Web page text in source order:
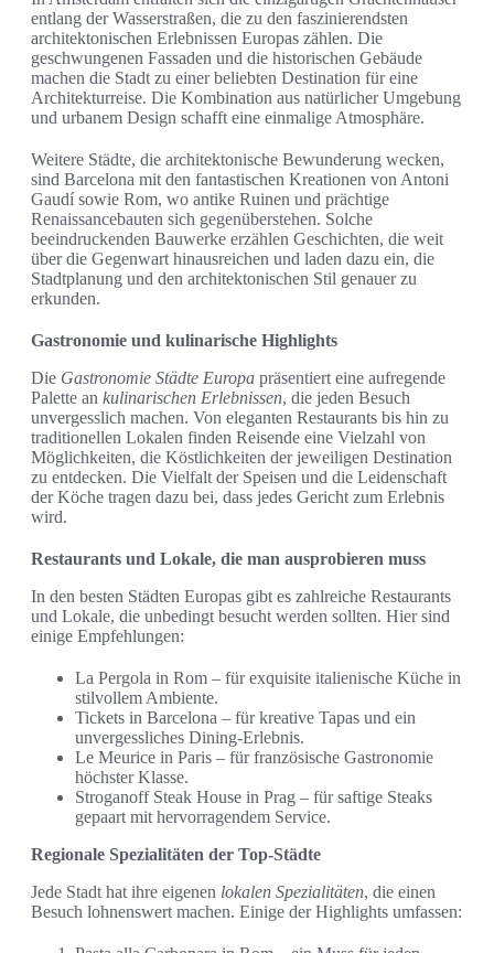
entlang der Wasserstraßen, die zu den faszinierendsten
architektonischen Erlebnissen Europas zählen. Die
geschwungenen Fassaden und die historischen Gebäude
machen die Stadt zu einer beliebten Destination für eine
Architekturreise. Die Kombination aus natürlicher Umgebung
und urbanem Design schafft eine einmalige Atmosphäre.
Weitere Städte, die architektonische Bewunderung wecken,
sind Barcelona mit den fantastischen Kreationen von Antoni
Gaudí sowie Rom, wo antike Ruinen und prächtige
Renaissancebauten sich gegenüberstehen. Solche
beeindruckenden Bauwerke erzählen Geschichten, die weit
über die Gegenwart hinausreichen und laden dazu ein, die
Stadtplanung und den architektonischen Stil genauer zu
erkunden.
Gastronomie und kulinarische Highlights
Die Gastronomie Städte Europa präsentiert eine aufregende
Palette an kulinarischen Erlebnissen, die jeden Besuch
unvergesslich machen. Von eleganten Restaurants bis hin zu
traditionellen Lokalen finden Reisende eine Vielzahl von
Möglichkeiten, die Köstlichkeiten der jeweiligen Destination
zu entdecken. Die Vielfalt der Speisen und die Leidenschaft
der Köche tragen dazu bei, dass jedes Gericht zum Erlebnis
wird.
Restaurants und Lokale, die man ausprobieren muss
In den besten Städten Europas gibt es zahlreiche Restaurants
und Lokale, die unbedingt besucht werden sollten. Hier sind
einige Empfehlungen:
La Pergola in Rom – für exquisite italienische Küche in
stilvollem Ambiente.
Tickets in Barcelona – für kreative Tapas und ein
unvergessliches Dining-Erlebnis.
Le Meurice in Paris – für französische Gastronomie
höchster Klasse.
Stroganoff Steak House in Prag – für saftige Steaks
gepaart mit hervorragendem Service.
Regionale Spezialitäten der Top-Städte
Jede Stadt hat ihre eigenen lokalen Spezialitäten, die einen
Besuch lohnenswert machen. Einige der Highlights umfassen: